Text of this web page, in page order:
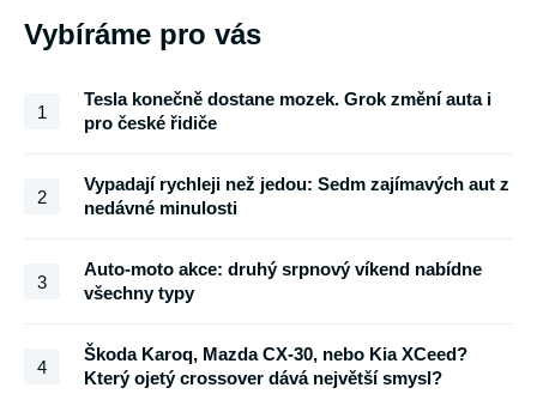
Vybíráme pro vás
1
Tesla konečně dostane mozek. Grok změní auta i
pro české řidiče
2
Vypadají rychleji než jedou: Sedm zajímavých aut z
nedávné minulosti
3
Auto-moto akce: druhý srpnový víkend nabídne
všechny typy
4
Škoda Karoq, Mazda CX-30, nebo Kia XCeed?
Který ojetý crossover dává největší smysl?